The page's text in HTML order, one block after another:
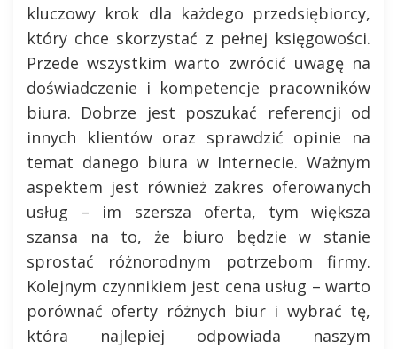
kluczowy krok dla każdego przedsiębiorcy,
który chce skorzystać z pełnej księgowości.
Przede wszystkim warto zwrócić uwagę na
doświadczenie i kompetencje pracowników
biura. Dobrze jest poszukać referencji od
innych klientów oraz sprawdzić opinie na
temat danego biura w Internecie. Ważnym
aspektem jest również zakres oferowanych
usług – im szersza oferta, tym większa
szansa na to, że biuro będzie w stanie
sprostać różnorodnym potrzebom firmy.
Kolejnym czynnikiem jest cena usług – warto
porównać oferty różnych biur i wybrać tę,
która najlepiej odpowiada naszym